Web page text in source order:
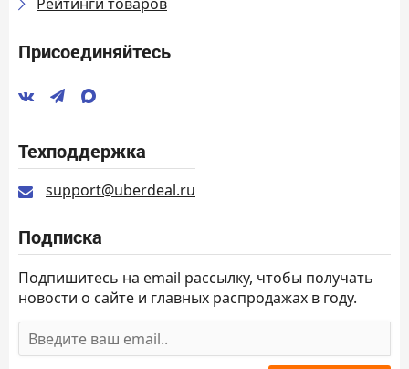
Рейтинги товаров
Присоединяйтесь
Техподдержка
support@uberdeal.ru
Подписка
Подпишитесь на email рассылку, чтобы получать
новости о сайте и главных распродажах в году.